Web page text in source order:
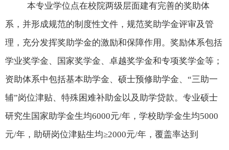
本专业学位点在校院两级层面建有完善的奖助体
系，并形成规范的制度性文件，规范奖助学金评审及管
理，充分发挥奖助学金的激励和保障作用。奖励体系包括
学业奖学金、国家奖学金、卓越奖学金和专项奖学金等；
资助体系中包括基本助学金、硕士预修助学金、 “三助一
辅”岗位津贴、特殊困难补助金以及助学贷款。专业硕士
研究生国家助学金生均6000元/年，学校助学金生均5000
元/年，助研岗位津贴生均≥2000元/年，覆盖率达到